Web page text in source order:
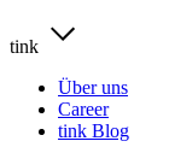
tink
Über uns
Career
tink Blog